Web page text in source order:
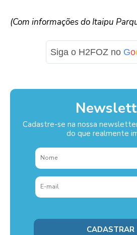
(Com informações do Itaipu
Siga o H2FOZ no Go
Cadastre-se na nossa
do que realmente